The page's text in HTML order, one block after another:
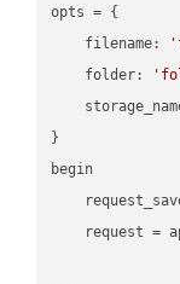
opts = {
    filename:
    folder:
}
begin
request =